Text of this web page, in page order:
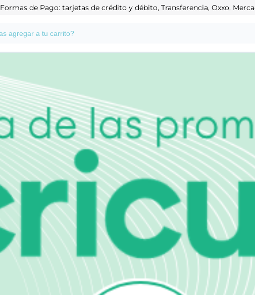
Formas de Pago: tarjetas de crédito y débito, Transferencia, Oxxo,